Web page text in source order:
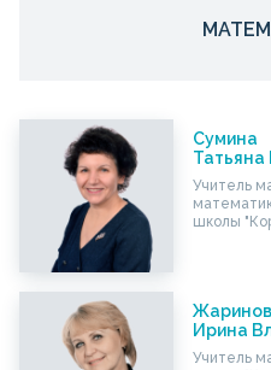
Сумина
Татьяна
Учитель
школы
Ирина
Учитель